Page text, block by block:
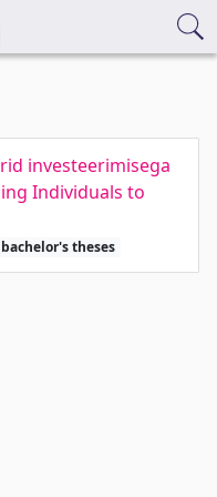
investeerimisega
Individuals to
bachelor's theses